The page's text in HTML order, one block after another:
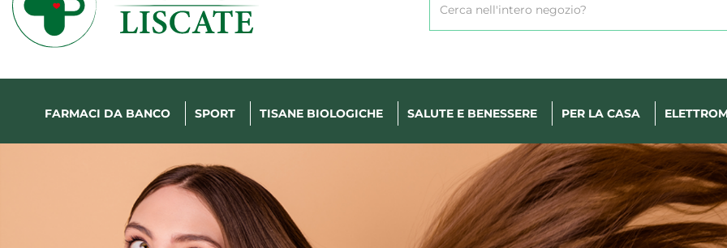
Prodotto
FARMACI DA BANCO SPORT TISANE BIOLOGICHE SALUTE E BENESSERE PER LA CASA